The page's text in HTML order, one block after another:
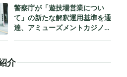
警察庁が「遊技場営業につい
て」の新たな解釈運用基準を通
達、アミューズメントカジノへ
介